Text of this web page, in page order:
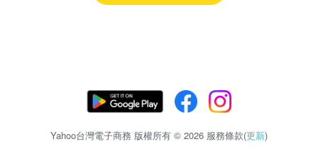
Yahoo台灣電子商務 版權所有 © 2026 服務條款(更新)